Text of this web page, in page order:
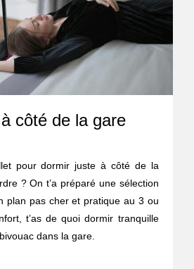
côté de la gare
pour dormir juste à côté de la
? On t’a préparé une sélection
plan pas cher et pratique au 3 ou
t’as de quoi dormir tranquille
dans la gare.